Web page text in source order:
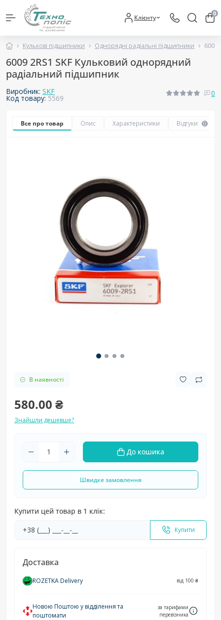
Клієнту 0
Кулькові підшипники Однорядні радіальні підшипники 6009
6009 2RS1 SKF Кульковий однорядний
радіальний підшипник
Виробник: SKF
Код товару:5569
0
Все про товар Опис Характеристики Відгуки 0
В наявності
580.00 ₴
Знайшли дешевше?
До кошика
Швидке замовлення
Купити цей товар в 1 клік:
Купити
Доставка
ROZETKA Delivery від 100 ₴
Новою Поштою у відділення та
поштомати
за тарифами
перевізника